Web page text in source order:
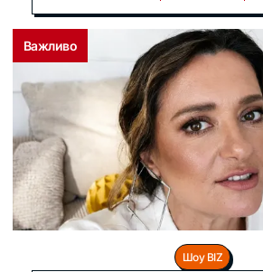
Важливо
Шоу BIZ